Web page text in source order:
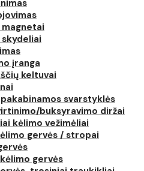
įranga
keltuvai
svarstyklės
buksyravimo diržai
kėlimo vežimėliai
gervės / stropai
gervės